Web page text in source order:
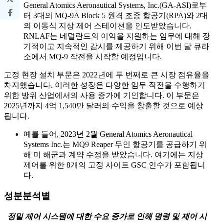
General Atomics Aeronautical Systems, Inc.(GA-ASI)로부
터 3대의 MQ-9A Block 5 원격 조종 항공기(RPA)와 2대
의 이동식 지상 제어 스테이션을 인도받았습니다.
RNLAF는 네덜란드의 이익을 지원하는 임무에 대해 장
기적이고 지속적인 감시를 제공하기 위해 이번 달 큐라
소에서 MQ-9 작전을 시작할 예정입니다.
고정 현장 설치 부문은 2022년에 두 번째로 큰 시장 점유율을
차지했습니다. 이러한 성장은 다양한 임무 작전을 수행하기
위한 방위 산업에서의 사용 증가에 기인합니다. 이 부문은
2025년까지 4억 1,540만 달러의 수익을 창출할 것으로 예상
됩니다.
예를 들어, 2023년 2월 General Atomics Aeronautical
Systems Inc.는 MQ9 Reaper 무인 항공기를 공급하기 위
해 미 해군과 계약 수정을 받았습니다. 여기에는 지상
제어를 위한 8개의 고정 사이트 GSC 인수가 포함됩니
다.
성분분석별
정밀 제어 시스템에 대한 수요 증가로 인해 명령 및 제어 시